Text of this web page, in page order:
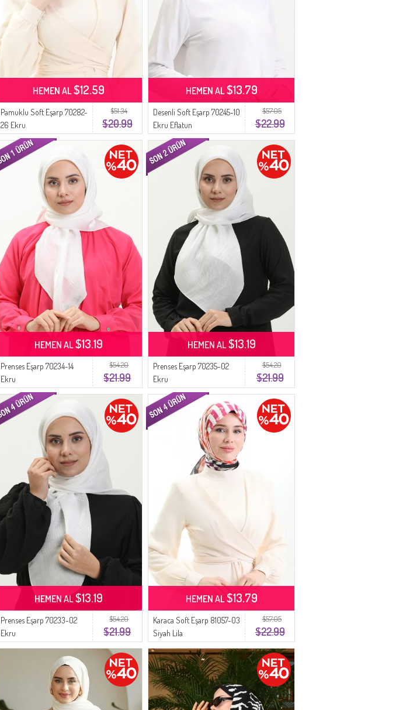
$51.34
$20.99
Pamuklu Soft Eşarp 70282-
26 Ekru
HEMEN AL$12.59
$57.05
$22.99
Desenli Soft Eşarp 70245-10
Ekru Eflatun
HEMEN AL$13.79
$54.20
$21.99
Prenses Eşarp 70234-14
Ekru
HEMEN AL$13.19
$54.20
$21.99
Prenses Eşarp 70235-02
Ekru
HEMEN AL$13.19
$54.20
$21.99
Prenses Eşarp 70233-02
Ekru
HEMEN AL$13.19
$57.05
$22.99
Karaca Soft Eşarp 81057-03
Siyah Lila
HEMEN AL$13.79